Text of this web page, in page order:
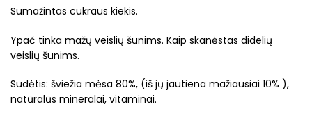
Sumažintas cukraus kiekis.
Ypač tinka mažų veislių šunims. Kaip skanėstas didelių
veislių šunims.
Sudėtis: šviežia mėsa 80%, (iš jų jautiena mažiausiai 10% ),
natūralūs mineralai, vitaminai.